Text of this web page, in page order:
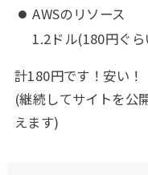
AWSのリソース
1.2ドル(180円ぐら
計180円です！安い！
(継続してサイトを公
えます)